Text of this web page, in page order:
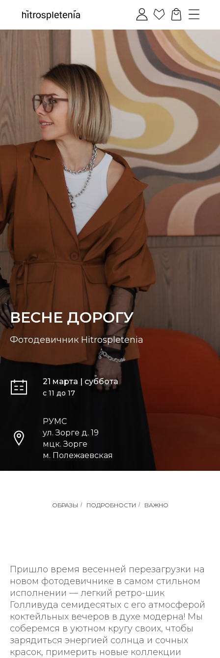
ВЕСНЕ ДОРОГУ
Фотодевичник Hitrospletenia
21 марта | суббота
с 11 до 17
РУМС
ул. Зорге д. 19
мцк. Зорге
м. Полежаевская
ОБРАЗЫ / ПОДРОБНОСТИ / ВАЖНО
Пришло время весенней перезагрузки на
новом фотодевичнике в самом стильном
исполнении — легкий ретро-шик
Голливуда семидесятых с его атмосферой
коктейльных вечеров в духе модерна! Мы
соберемся в уютном кругу своих, чтобы
зарядиться энергией солнца и сочных
красок, примерить новые коллекции